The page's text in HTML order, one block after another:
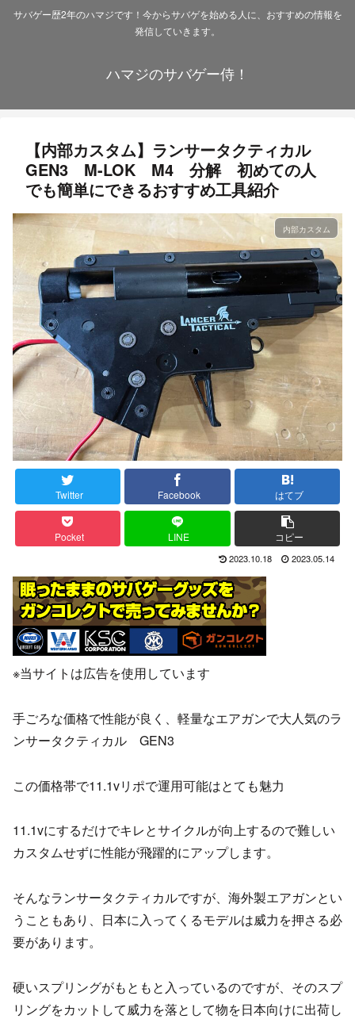
サバゲー歴2年のハマジです！今からサバゲを始める人に、おすすめの情報を
発信していきます。
ハマジのサバゲー侍！
【内部カスタム】ランサータクティカル
GEN3 M-LOK M4 分解 初めての人
でも簡単にできるおすすめ工具紹介
内部カスタム
Twitter Facebook はてブ
Pocket LINE コピー
2023.10.18 2023.05.14
※当サイトは広告を使用しています
手ごろな価格で性能が良く、軽量なエアガンで大人気のラ
ンサータクティカル GEN3
この価格帯で11.1vリポで運用可能はとても魅力
11.1vにするだけでキレとサイクルが向上するので難しい
カスタムせずに性能が飛躍的にアップします。
そんなランサータクティカルですが、海外製エアガンとい
うこともあり、日本に入ってくるモデルは威力を押さる必
要があります。
硬いスプリングがもともと入っているのですが、そのスプ
リングをカットして威力を落として物を日本向けに出荷し